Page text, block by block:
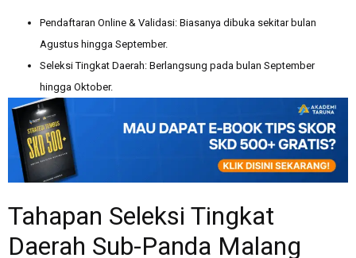
Pendaftaran Online & Validasi: Biasanya dibuka sekitar bulan
Agustus hingga September.
Seleksi Tingkat Daerah: Berlangsung pada bulan September
hingga Oktober.
Tahapan Seleksi Tingkat
Daerah Sub-Panda Malang